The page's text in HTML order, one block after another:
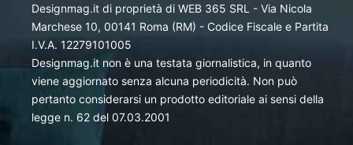
Designmag.it di proprietà di WEB 365 SRL - Via Nicola
Marchese 10, 00141 Roma (RM) - Codice Fiscale e Partita
I.V.A. 12279101005
Designmag.it non è una testata giornalistica, in quanto
viene aggiornato senza alcuna periodicità. Non può
pertanto considerarsi un prodotto editoriale ai sensi della
legge n. 62 del 07.03.2001